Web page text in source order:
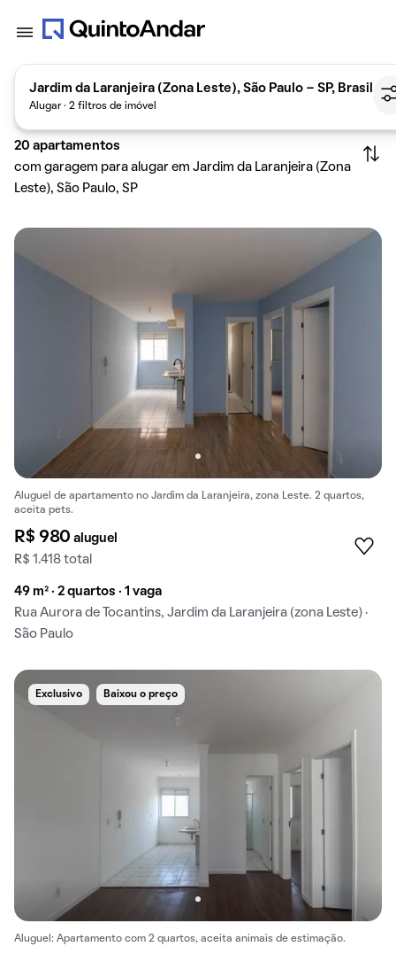
Jardim da Laranjeira (Zona Leste), São Paulo - SP, Brasil
Alugar · 2 filtros de imóvel
20 apartamentos
com garagem para alugar em Jardim da Laranjeira (Zona
Leste), São Paulo, SP
Aluguel de apartamento no Jardim da Laranjeira, zona Leste. 2 quartos,
aceita pets.
R$ 980aluguel
R$ 1.418 total
49 m² · 2 quartos · 1 vaga
Rua Aurora de Tocantins, Jardim da Laranjeira (zona Leste) ·
São Paulo
Exclusivo Baixou o preço
Aluguel: Apartamento com 2 quartos, aceita animais de estimação.